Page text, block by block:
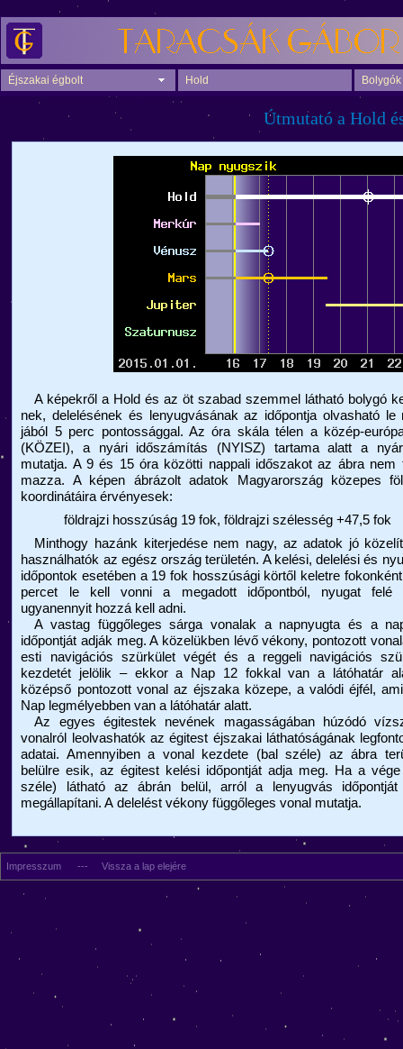
Éjszakai égbolt Hold Bolygók
Útmutató a Hold
A képekről a Hold és az öt szabad szemmel látható bolygó
nek, delelésének és lenyugvásának az időpontja olvasható
jából 5 perc pontos­sággal. Az óra skála télen a közép-
(KÖZEI), a nyári időszámítás (NYISZ) tartama alatt a
mutatja. A 9 és 15 óra közötti nappali időszakot az ábra nem
mazza. A képen ábrázolt adatok Magyarország közepes
koordinátáira érvényesek:
földrajzi hosszúság 19 fok, földrajzi szélesség +47,5 fok
Minthogy hazánk kiterjedése nem nagy, az adatok jó
használ­hatók az egész ország területén. A kelési, delelési és
időpontok esetében a 19 fok hosszúsági körtől keletre
percet le kell vonni a megadott időpontból, nyugat felé
ugyanennyit hozzá kell adni.
A vastag függőleges sárga vonalak a napnyugta és a
időpontját adják meg. A közelükben lévő vékony, pontozott
esti navigációs szürkület végét és a reggeli navigációs
kezdetét jelölik – ekkor a Nap 12 fokkal van a látóhatár
középső pontozott vonal az éjszaka közepe, a valódi éjfél,
Nap legmélyebben van a látóhatár alatt.
Az egyes égitestek nevének magasságában húzódó
vonalról leolvashatók az égitest éjszakai láthatóságának
adatai. Amennyiben a vonal kezdete (bal széle) az ábra
belülre esik, az égitest kelési időpontját adja meg. Ha a vége
széle) látható az ábrán belül, arról a lenyugvás időpontját
megállapítani. A delelést vékony függőleges vonal mutatja.
Impresszum --- Vissza a lap elejére